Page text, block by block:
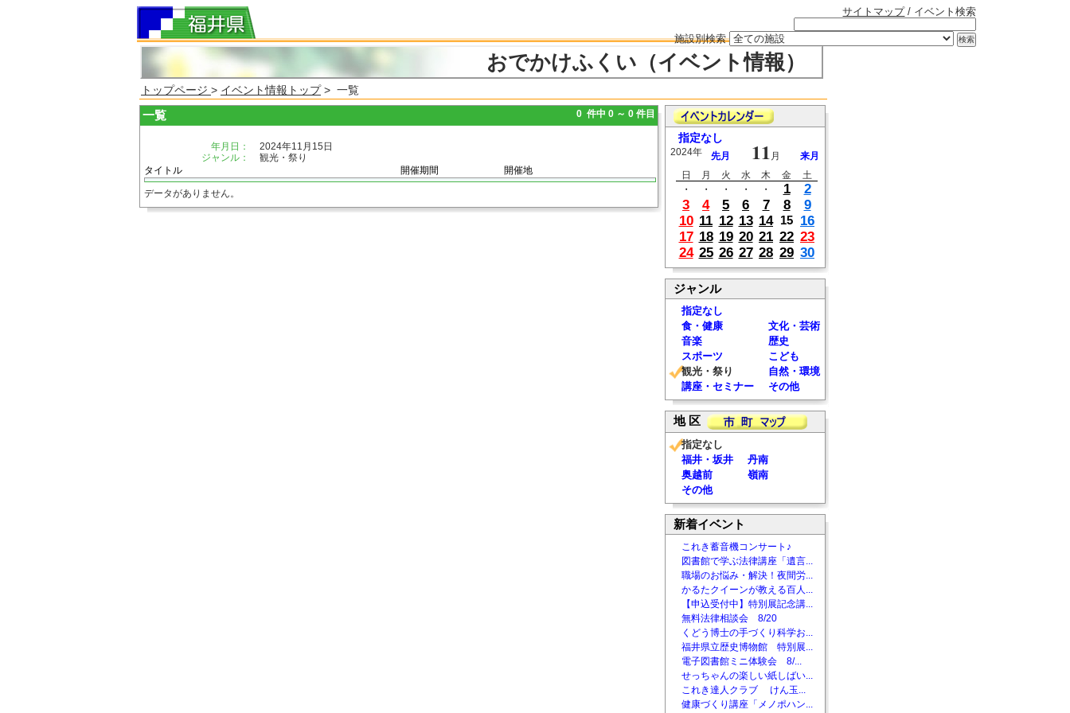
サイトマップ/ イベント検索
施設別検索
おでかけふくい（イベント情報）
トップページ > イベント情報トップ> 一覧
一覧 0 件中 0 ～ 0 件目
年月日：
2024年11月15日
ジャンル：
観光・祭り
タイトル
開催期間 開催地
データがありません。
指定なし
2024年 先月 11 月
来月
日
月 火 水 木 金
土
・
・ ・ ・ ・ 1
2
3
4 5 6 7 8
9
10 11 12 13 14 15
16
17 18 19 20 21 22 23
24 25 26 27 28 29 30
ジャンル
指定なし
食・健康
文化・芸術
音楽
歴史
スポーツ
こども
観光・祭り
自然・環境
講座・セミナー
その他
地 区
指定なし
福井・坂井
丹南
奥越前
嶺南
その他
新着イベント
これき蓄音機コンサート♪
図書館で学ぶ法律講座「遺言...
職場のお悩み・解決！夜間労...
かるたクイーンが教える百人...
【申込受付中】特別展記念講...
無料法律相談会 8/20
くどう博士の手づくり科学お...
福井県立歴史博物館 特別展...
電子図書館ミニ体験会 8/...
せっちゃんの楽しい紙しばい...
これき達人クラブ けん玉...
健康づくり講座「メノポハン...